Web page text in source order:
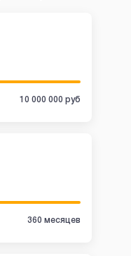
10 000 000 руб
360 месяцев